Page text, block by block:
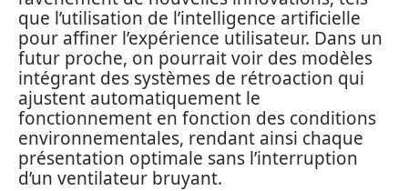
que l’utilisation de l’intelligence artificielle
pour affiner l’expérience utilisateur. Dans un
futur proche, on pourrait voir des modèles
intégrant des systèmes de rétroaction qui
ajustent automatiquement le
fonctionnement en fonction des conditions
environnementales, rendant ainsi chaque
présentation optimale sans l’interruption
d’un ventilateur bruyant.